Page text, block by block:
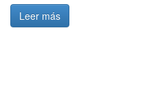
Leer más